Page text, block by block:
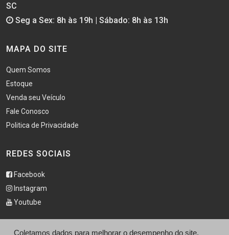
SC
Seg a Sex: 8h às 19h | Sábado: 8h às 13h
MAPA DO SITE
Quem Somos
Estoque
Venda seu Veículo
Fale Conosco
Politica de Privacidade
REDES SOCIAIS
Facebook
Instagram
Youtube
Coletamos dados para melhorar o desempenho do site,